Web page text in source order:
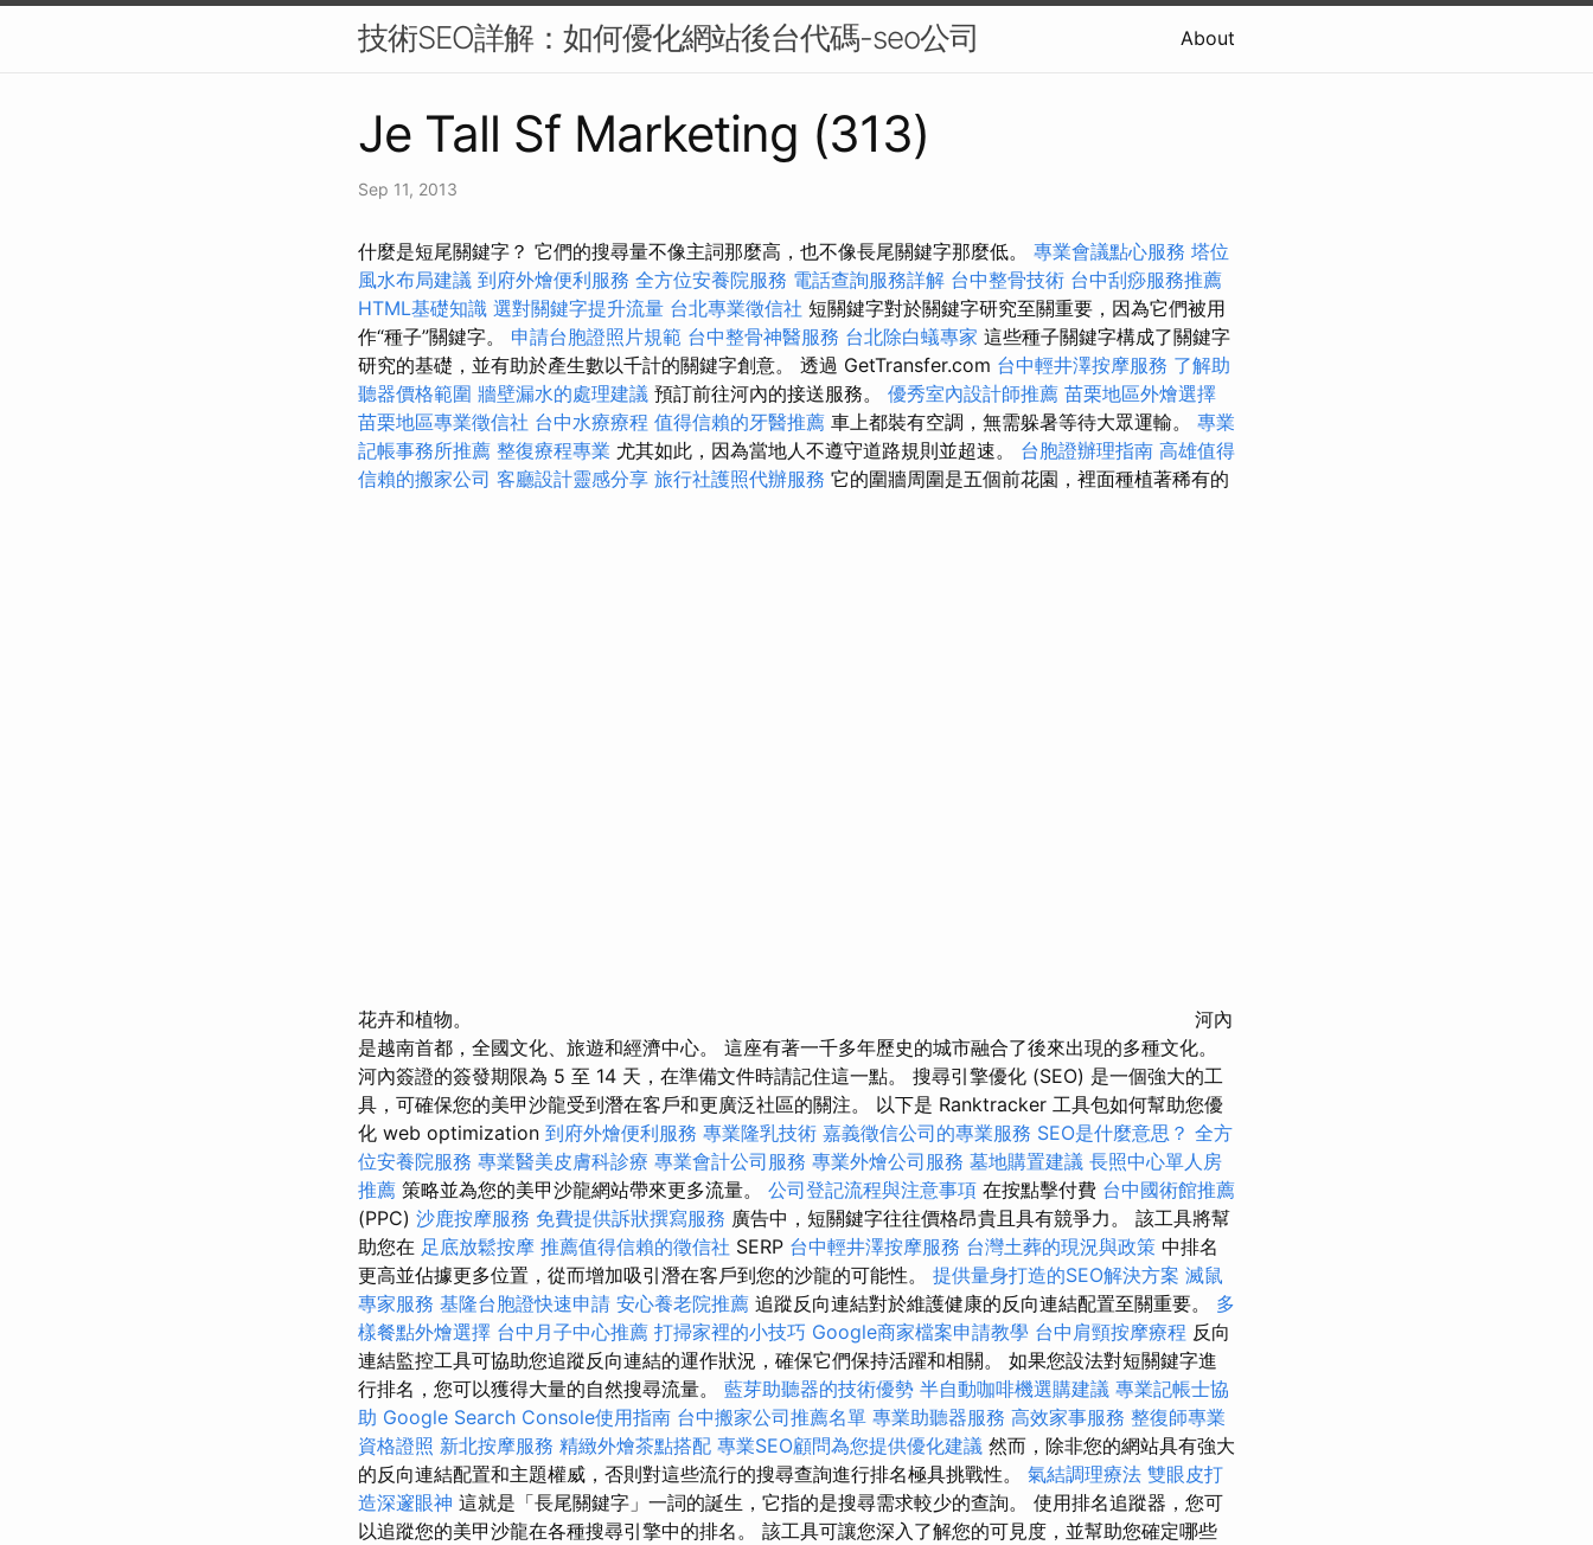
技術SEO詳解：如何優化網站後台代碼-seo公司 About
Je Tall Sf Marketing (313)
Sep 11, 2013
什麼是短尾關鍵字？ 它們的搜尋量不像主詞那麼高，也不像長尾關鍵字那麼低。 專業會議點心服務 塔位
風水布局建議 到府外燴便利服務 全方位安養院服務 電話查詢服務詳解 台中整骨技術 台中刮痧服務推薦
HTML基礎知識 選對關鍵字提升流量 台北專業徵信社 短關鍵字對於關鍵字研究至關重要，因為它們被用
作“種子”關鍵字。 申請台胞證照片規範 台中整骨神醫服務 台北除白蟻專家 這些種子關鍵字構成了關鍵字
研究的基礎，並有助於產生數以千計的關鍵字創意。 透過 GetTransfer.com 台中輕井澤按摩服務 了解助
聽器價格範圍 牆壁漏水的處理建議 預訂前往河內的接送服務。 優秀室內設計師推薦 苗栗地區外燴選擇
苗栗地區專業徵信社 台中水療療程 值得信賴的牙醫推薦 車上都裝有空調，無需躲暑等待大眾運輸。 專業
記帳事務所推薦 整復療程專業 尤其如此，因為當地人不遵守道路規則並超速。 台胞證辦理指南 高雄值得
信賴的搬家公司 客廳設計靈感分享 旅行社護照代辦服務 它的圍牆周圍是五個前花園，裡面種植著稀有的
花卉和植物。
河內
是越南首都，全國文化、旅遊和經濟中心。 這座有著一千多年歷史的城市融合了後來出現的多種文化。
河內簽證的簽發期限為 5 至 14 天，在準備文件時請記住這一點。 搜尋引擎優化 (SEO) 是一個強大的工
具，可確保您的美甲沙龍受到潛在客戶和更廣泛社區的關注。 以下是 Ranktracker 工具包如何幫助您優
化 web optimization 到府外燴便利服務 專業隆乳技術 嘉義徵信公司的專業服務 SEO是什麼意思？ 全方
位安養院服務 專業醫美皮膚科診療 專業會計公司服務 專業外燴公司服務 墓地購置建議 長照中心單人房
推薦 策略並為您的美甲沙龍網站帶來更多流量。 公司登記流程與注意事項 在按點擊付費 台中國術館推薦
(PPC) 沙鹿按摩服務 免費提供訴狀撰寫服務 廣告中，短關鍵字往往價格昂貴且具有競爭力。 該工具將幫
助您在 足底放鬆按摩 推薦值得信賴的徵信社 SERP 台中輕井澤按摩服務 台灣土葬的現況與政策 中排名
更高並佔據更多位置，從而增加吸引潛在客戶到您的沙龍的可能性。 提供量身打造的SEO解決方案 滅鼠
專家服務 基隆台胞證快速申請 安心養老院推薦 追蹤反向連結對於維護健康的反向連結配置至關重要。 多
樣餐點外燴選擇 台中月子中心推薦 打掃家裡的小技巧 Google商家檔案申請教學 台中肩頸按摩療程 反向
連結監控工具可協助您追蹤反向連結的運作狀況，確保它們保持活躍和相關。 如果您設法對短關鍵字進
行排名，您可以獲得大量的自然搜尋流量。 藍芽助聽器的技術優勢 半自動咖啡機選購建議 專業記帳士協
助 Google Search Console使用指南 台中搬家公司推薦名單 專業助聽器服務 高效家事服務 整復師專業
資格證照 新北按摩服務 精緻外燴茶點搭配 專業SEO顧問為您提供優化建議 然而，除非您的網站具有強大
的反向連結配置和主題權威，否則對這些流行的搜尋查詢進行排名極具挑戰性。 氣結調理療法 雙眼皮打
造深邃眼神 這就是「長尾關鍵字」一詞的誕生，它指的是搜尋需求較少的查詢。 使用排名追蹤器，您可
以追蹤您的美甲沙龍在各種搜尋引擎中的排名。 該工具可讓您深入了解您的可見度，並幫助您確定哪些